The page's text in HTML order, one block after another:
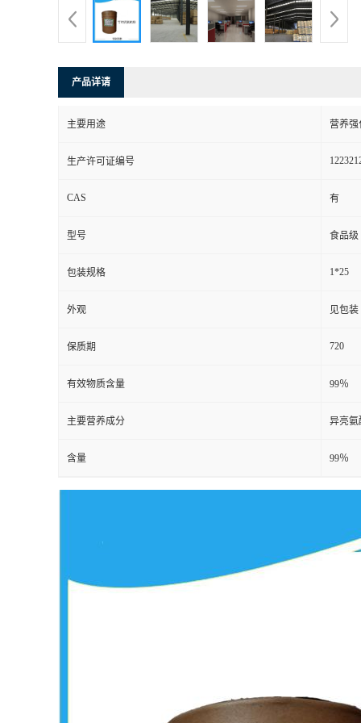
产品详请
主要用途 营养强
生产许可证编号
CAS 有
型号 食品级
包装规格 1*25
外观 见包装
保质期 720
有效物质含量 99％
主要营养成分 异亮氨
含量 99％